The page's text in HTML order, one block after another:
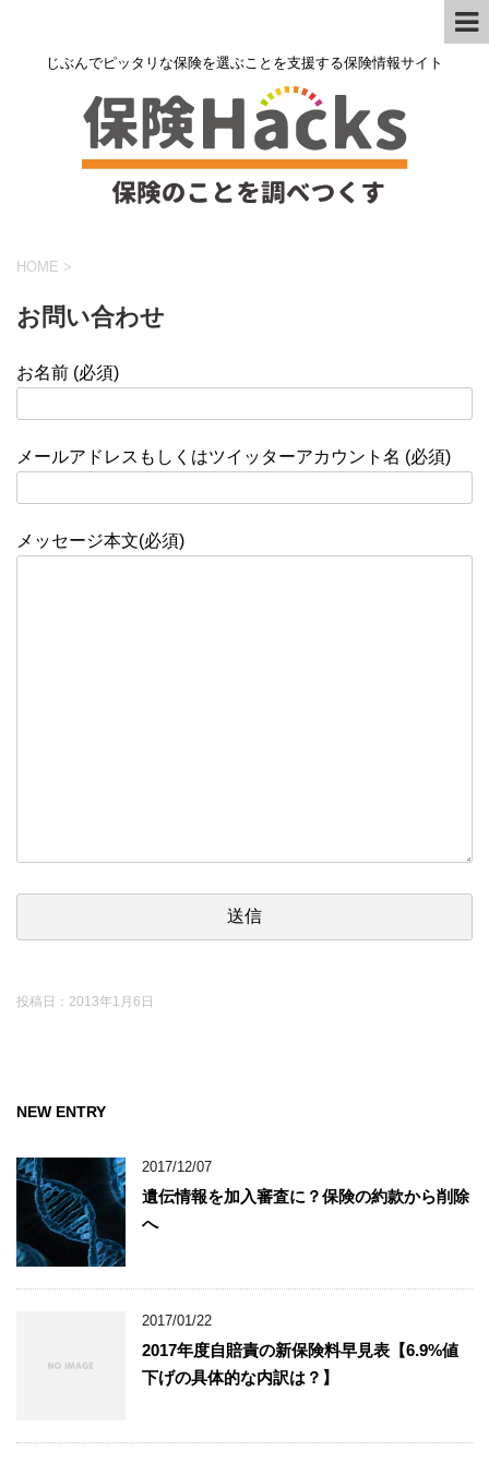
じぶんでピッタリな保険を選ぶことを支援する保険情報サイト
HOME >
お問い合わせ
お名前 (必須)
メールアドレスもしくはツイッターアカウント名 (必須)
メッセージ本文(必須)
投稿日： 2013年1月6日
NEW ENTRY
2017/12/07
遺伝情報を加入審査に？保険の約款から削除
へ
2017/01/22
2017年度自賠責の新保険料早見表【6.9%値
下げの具体的な内訳は？】